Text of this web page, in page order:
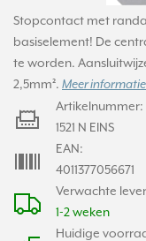
Stopcontact met
basiselement! De
te worden.
2,5mm². Meer informatie
Verwachte
1-2 weken
Huidige
Artikelnummer:
1521 N EINS
EAN:
4011377056671